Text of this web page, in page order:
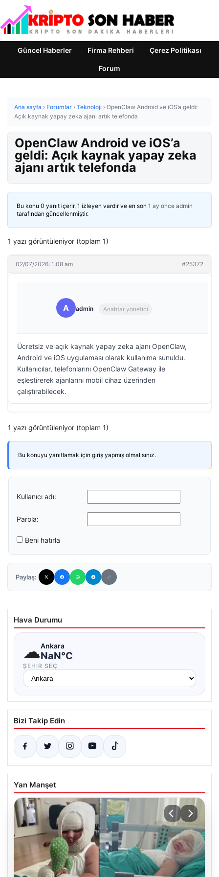
Güncel Haberler Firma Rehberi Çerez Politikası
Forum
Ana sayfa › Forumlar › Teknoloji › OpenClaw Android ve iOS’a geldi:
Açık kaynak yapay zeka ajanı artık telefonda
OpenClaw Android ve iOS’a
geldi: Açık kaynak yapay zeka
ajanı artık telefonda
Bu konu 0 yanıt içerir, 1 izleyen vardır ve en son 1 ay önce admin
tarafından güncellenmiştir.
1 yazı görüntüleniyor (toplam 1)
02/07/2026: 1:08 am #25372
A admin Anahtar yönetici
Ücretsiz ve açık kaynak yapay zeka ajanı OpenClaw,
Android ve iOS uygulaması olarak kullanıma sunuldu.
Kullanıcılar, telefonlarını OpenClaw Gateway ile
eşleştirerek ajanlarını mobil cihaz üzerinden
çalıştırabilecek.
1 yazı görüntüleniyor (toplam 1)
Bu konuyu yanıtlamak için giriş yapmış olmalısınız.
Kullanıcı adı:
Parola:
Beni hatırla
Paylaş:
Hava Durumu
☁Ankara
NaN°C
ŞEHIR SEÇ
Bizi Takip Edin
Yan Manşet